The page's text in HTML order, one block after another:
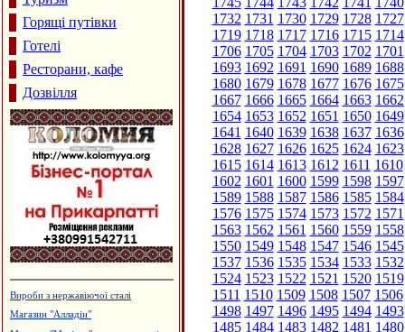
Горящі путівки
Готелі
Ресторани, кафе
Дозвілля
Вироби з нержавіючої сталі
Магазин "Алладін"
1732 1731 1730 1729 1728 1727
1719 1718 1717 1716 1715 1714
1706 1705 1704 1703 1702 1701
1693 1692 1691 1690 1689 1688
1680 1679 1678 1677 1676 1675
1667 1666 1665 1664 1663 1662
1654 1653 1652 1651 1650 1649
1641 1640 1639 1638 1637 1636
1628 1627 1626 1625 1624 1623
1615 1614 1613 1612 1611 1610
1602 1601 1600 1599 1598 1597
1589 1588 1587 1586 1585 1584
1576 1575 1574 1573 1572 1571
1563 1562 1561 1560 1559 1558
1550 1549 1548 1547 1546 1545
1537 1536 1535 1534 1533 1532
1524 1523 1522 1521 1520 1519
1511 1510 1509 1508 1507 1506
1498 1497 1496 1495 1494 1493
1485 1484 1483 1482 1481 1480